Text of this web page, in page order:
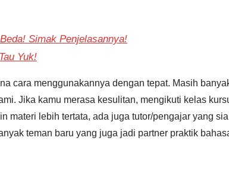
Simak Penjelasannya!
Yuk!
cara menggunakannya dengan tepat. Masih
Jika kamu merasa kesulitan, mengikuti kelas
materi lebih tertata, ada juga tutor/pengajar yang
teman baru yang juga jadi partner praktik